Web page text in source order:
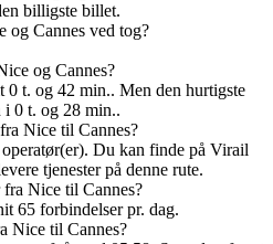
billigste billet.
og Cannes ved tog?
og Cannes?
0 t. og 42 min.. Men den hurtigste
0 t. og 28 min..
Nice til Cannes?
Du kan finde på Virail
tjenester på denne rute.
Nice til Cannes?
65 forbindelser pr. dag.
Nice til Cannes?